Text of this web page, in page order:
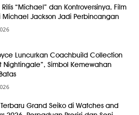
“Michael” dan Kontroversinya, Film
Michael Jackson Jadi Perbincangan
Luncurkan Coachbuild Collection
Nightingale”, Simbol Kemewahan
Grand Seiko di Watches and